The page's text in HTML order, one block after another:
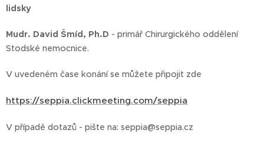
lidsky
Mudr. David Šmíd, Ph.D - primář Chirurgického oddělení
Stodské nemocnice.
V uvedeném čase konání se můžete připojit zde 👉
https://seppia.clickmeeting.com/seppia
V případě dotazů - pište na: seppia@seppia.cz